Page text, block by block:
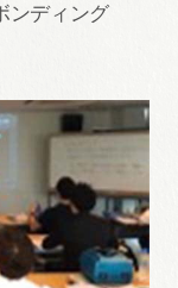
ンディング